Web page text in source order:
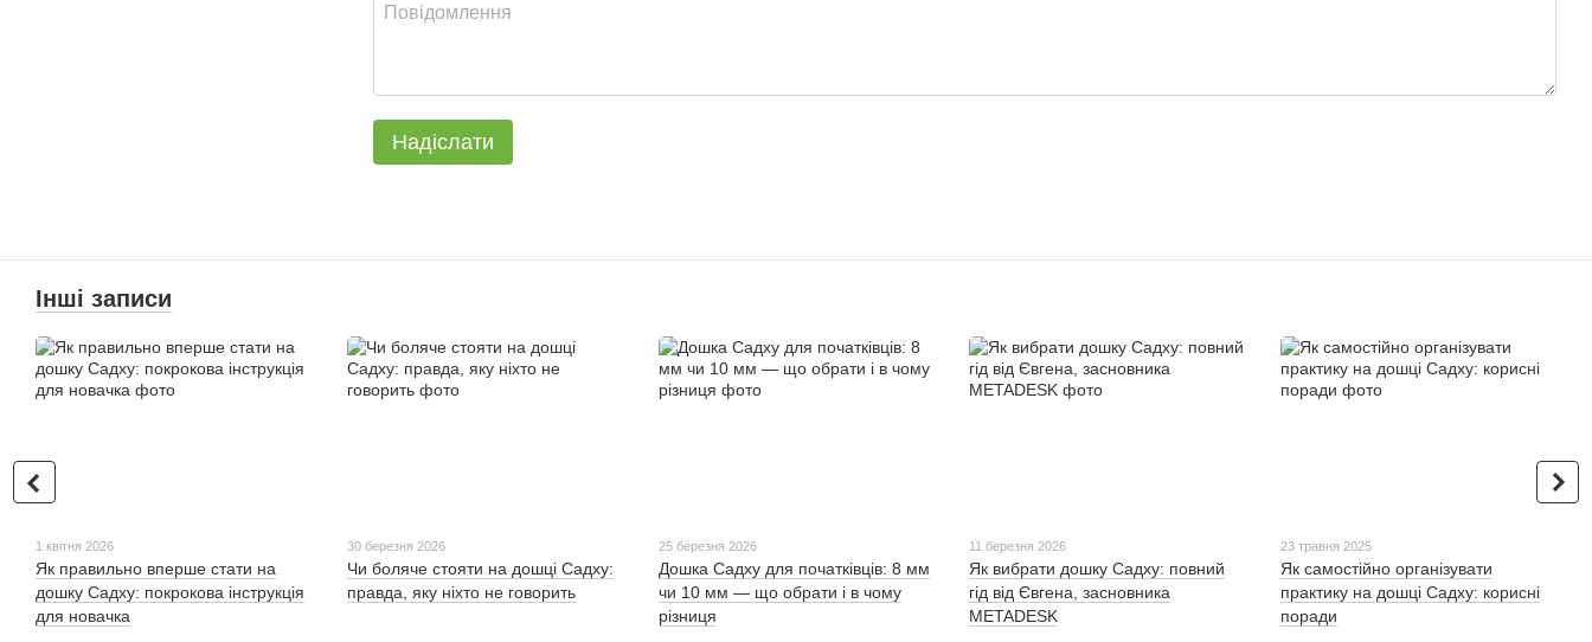
Надіслати
Інші записи
1 квітня 2026
Як правильно вперше стати на
дошку Садху: покрокова інструкція
для новачка
30 березня 2026
Чи боляче стояти на дошці Садху:
правда, яку ніхто не говорить
25 березня 2026
Дошка Садху для початківців: 8 мм
чи 10 мм — що обрати і в чому
різниця
11 березня 2026
Як вибрати дошку Садху: повний
гід від Євгена, засновника
METADESK
23 травня 2025
Як самостійно організувати
практику на дошці Садху: корисні
поради